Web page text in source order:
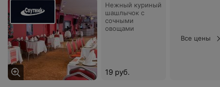
Нежный куриный
шашлычок с
сочными
овощами
19 руб.
Все цены